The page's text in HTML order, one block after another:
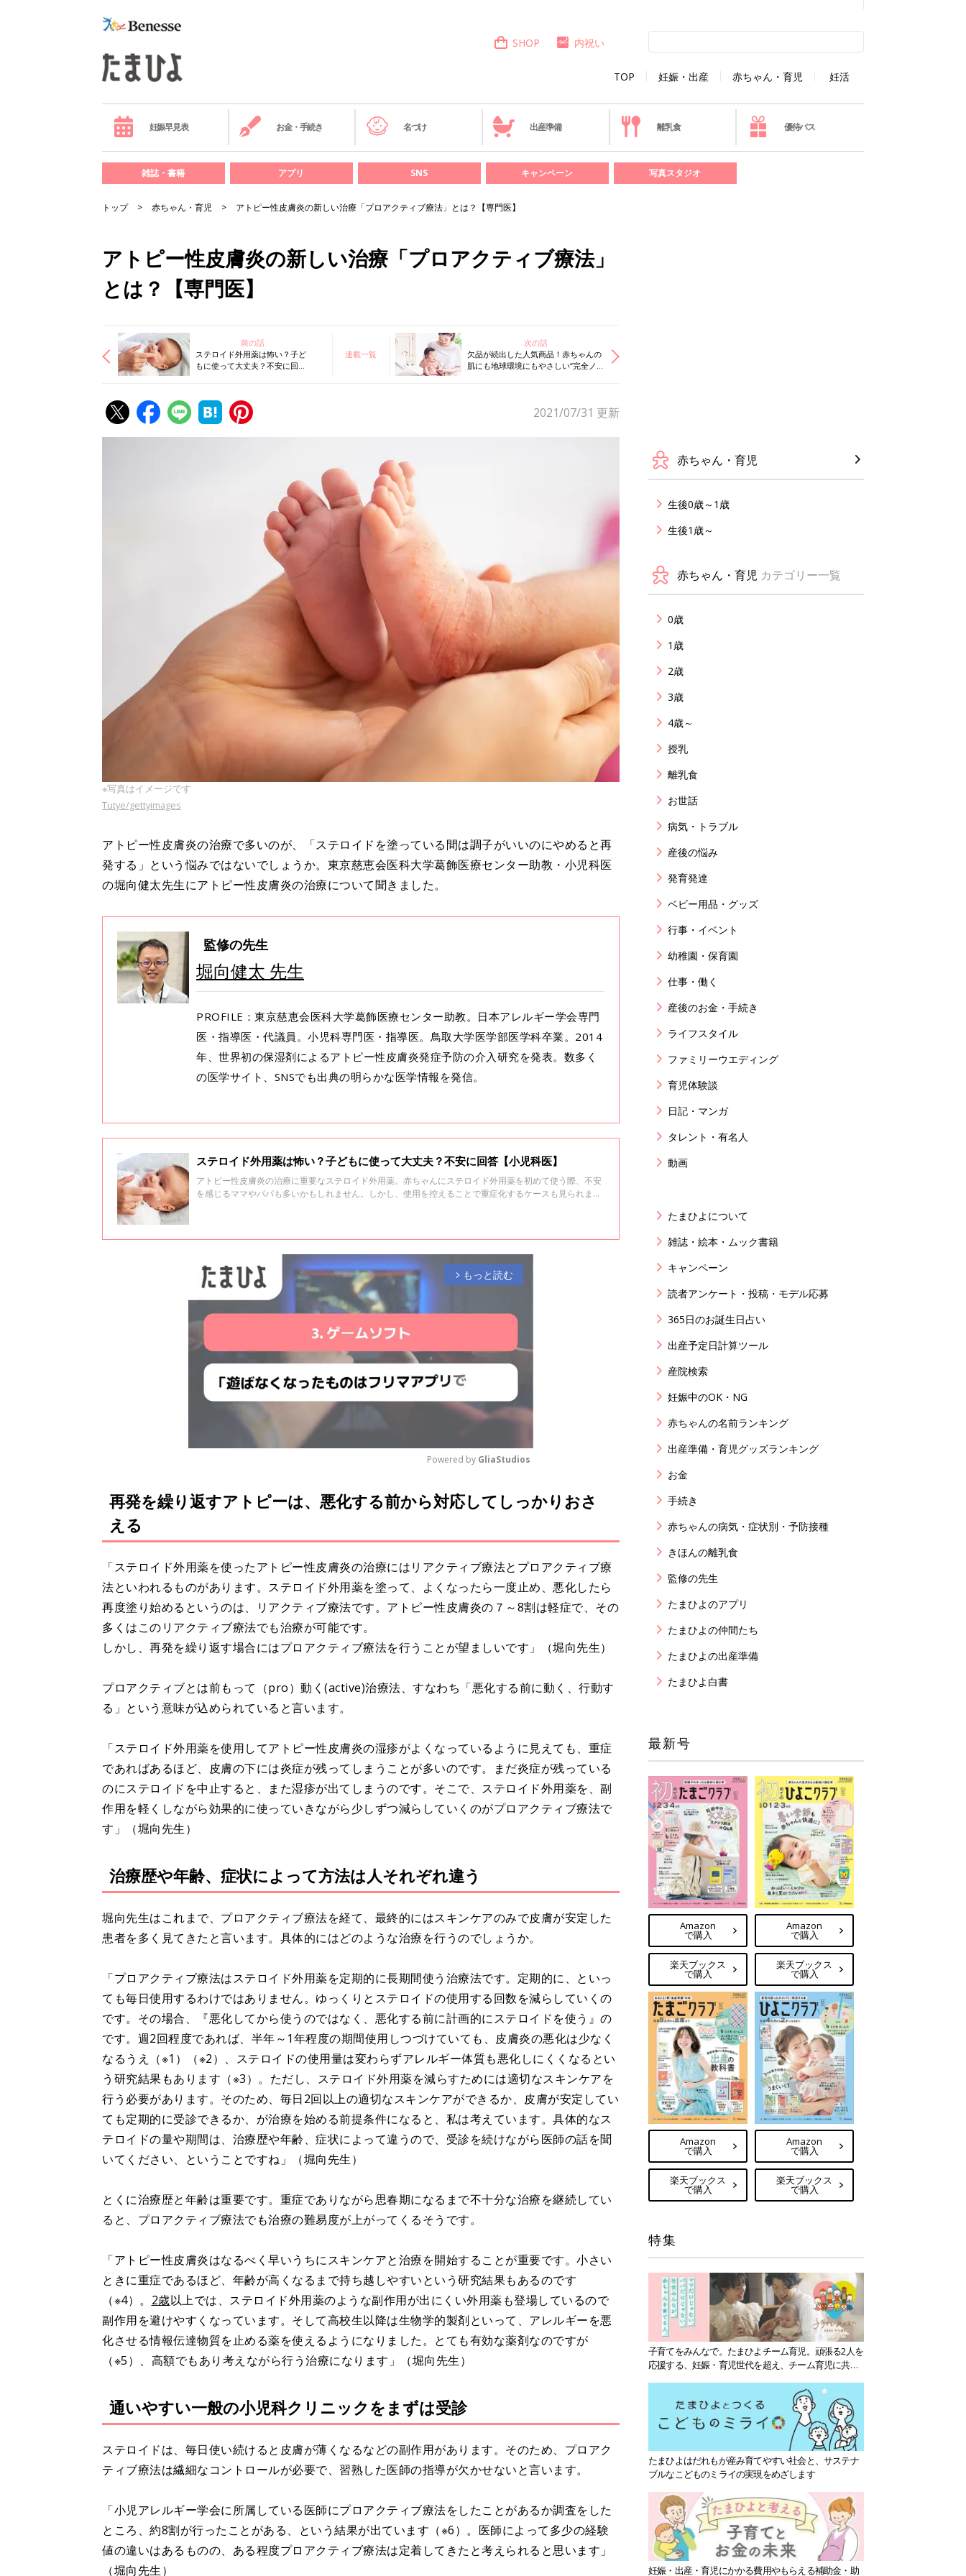
TOP 妊娠・出産 赤ちゃん・育児 妊活
SHOP 内祝い
妊娠早見表 お金・手続き 名づけ 出産準備 離乳食 優待パス
雑誌・書籍 アプリ SNS キャンペーン 写真スタジオ
トップ 赤ちゃん・育児 アトピー性皮膚炎の新しい治療「プロアクティブ療法」とは？【専門医】
アトピー性皮膚炎の新しい治療「プロアクティブ療法」
とは？【専門医】
前の話
ステロイド外用薬は怖い？子ど
もに使って大丈夫？不安に回答
連載一覧
次の話
欠品が続出した人気商品！赤ちゃんの
肌にも地球環境にもやさしい“完全ノ
2021/07/31 更新
※写真はイメージです
Tutye/gettyimages
アトピー性皮膚炎の治療で多いのが、「ステロイドを塗っている間は調子がいいのにやめると再
発する」という悩みではないでしょうか。東京慈恵会医科大学葛飾医療センター助教・小児科医
の堀向健太先生にアトピー性皮膚炎の治療について聞きました。
監修の先生
堀向健太 先生
PROFILE：東京慈恵会医科大学葛飾医療センター助教。日本アレルギー学会専門
医・指導医・代議員。小児科専門医・指導医。鳥取大学医学部医学科卒業。2014
年、世界初の保湿剤によるアトピー性皮膚炎発症予防の介入研究を発表。数多く
の医学サイト、SNSでも出典の明らかな医学情報を発信。
ステロイド外用薬は怖い？子どもに使って大丈夫？不安に回答【小児科医】
アトピー性皮膚炎の治療に重要なステロイド外用薬。赤ちゃんにステロイド外用薬を初めて使う際、不安
を感じるママやパパも多いかもしれません。しかし、使用を控えることで重症化するケースも見られま
arrow_forward_ios もっと読む
M
t
Powered by GliaStudios
再発を繰り返すアトピーは、悪化する前から対応してしっかりおさ
える
「ステロイド外用薬を使ったアトピー性皮膚炎の治療にはリアクティブ療法とプロアクティブ療
法といわれるものがあります。ステロイド外用薬を塗って、よくなったら一度止め、悪化したら
再度塗り始めるというのは、リアクティブ療法です。アトピー性皮膚炎の７～8割は軽症で、その
多くはこのリアクティブ療法でも治療が可能です。
しかし、再発を繰り返す場合にはプロアクティブ療法を行うことが望ましいです」（堀向先生）
プロアクティブとは前もって（pro）動く(active)治療法、すなわち「悪化する前に動く、行動す
る」という意味が込められていると言います。
「ステロイド外用薬を使用してアトピー性皮膚炎の湿疹がよくなっているように見えても、重症
であればあるほど、皮膚の下には炎症が残ってしまうことが多いのです。まだ炎症が残っている
のにステロイドを中止すると、また湿疹が出てしまうのです。そこで、ステロイド外用薬を、副
作用を軽くしながら効果的に使っていきながら少しずつ減らしていくのがプロアクティブ療法で
す」（堀向先生）
治療歴や年齢、症状によって方法は人それぞれ違う
堀向先生はこれまで、プロアクティブ療法を経て、最終的にはスキンケアのみで皮膚が安定した
患者を多く見てきたと言います。具体的にはどのような治療を行うのでしょうか。
「プロアクティブ療法はステロイド外用薬を定期的に長期間使う治療法です。定期的に、といっ
ても毎日使用するわけではありません。ゆっくりとステロイドの使用する回数を減らしていくの
です。その場合、『悪化してから使うのではなく、悪化する前に計画的にステロイドを使う』の
です。週2回程度であれば、半年～1年程度の期間使用しつづけていても、皮膚炎の悪化は少なく
なるうえ（※1）（※2）、ステロイドの使用量は変わらずアレルギー体質も悪化しにくくなるとい
う研究結果もあります（※3）。ただし、ステロイド外用薬を減らすためには適切なスキンケアを
行う必要があります。そのため、毎日2回以上の適切なスキンケアができるか、皮膚が安定してい
ても定期的に受診できるか、が治療を始める前提条件になると、私は考えています。具体的なス
テロイドの量や期間は、治療歴や年齢、症状によって違うので、受診を続けながら医師の話を聞
いてください、ということですね」（堀向先生）
とくに治療歴と年齢は重要です。重症でありながら思春期になるまで不十分な治療を継続してい
ると、プロアクティブ療法でも治療の難易度が上がってくるそうです。
「アトピー性皮膚炎はなるべく早いうちにスキンケアと治療を開始することが重要です。小さい
ときに重症であるほど、年齢が高くなるまで持ち越しやすいという研究結果もあるのです
（※4）。 2歳以上では、ステロイド外用薬のような副作用が出にくい外用薬も登場しているので
副作用を避けやすくなっています。そして高校生以降は生物学的製剤といって、アレルギーを悪
化させる情報伝達物質を止める薬を使えるようになりました。とても有効な薬剤なのですが
（※5）、高額でもあり考えながら行う治療になります」（堀向先生）
通いやすい一般の小児科クリニックをまずは受診
ステロイドは、毎日使い続けると皮膚が薄くなるなどの副作用があります。そのため、プロアク
ティブ療法は繊細なコントロールが必要で、習熟した医師の指導が欠かせないと言います。
「小児アレルギー学会に所属している医師にプロアクティブ療法をしたことがあるか調査をした
ところ、約8割が行ったことがある、という結果が出ています（※6）。医師によって多少の経験
値の違いはあるものの、ある程度プロアクティブ療法は定着してきたと考えられると思います」
（堀向先生）
赤ちゃん・育児
生後0歳～1歳
生後1歳～
赤ちゃん・育児 カテゴリー一覧
0歳
1歳
2歳
3歳
4歳～
授乳
離乳食
お世話
病気・トラブル
産後の悩み
発育発達
ベビー用品・グッズ
行事・イベント
幼稚園・保育園
仕事・働く
産後のお金・手続き
ライフスタイル
ファミリーウエディング
育児体験談
日記・マンガ
タレント・有名人
動画
たまひよについて
雑誌・絵本・ムック書籍
キャンペーン
読者アンケート・投稿・モデル応募
365日のお誕生日占い
出産予定日計算ツール
産院検索
妊娠中のOK・NG
赤ちゃんの名前ランキング
出産準備・育児グッズランキング
お金
手続き
赤ちゃんの病気・症状別・予防接種
きほんの離乳食
監修の先生
たまひよのアプリ
たまひよの仲間たち
たまひよの出産準備
たまひよ白書
最新号
Amazon
で購入
楽天ブックス
で購入
Amazon
で購入
楽天ブックス
で購入
Amazon
で購入
楽天ブックス
で購入
Amazon
で購入
楽天ブックス
で購入
特集
子育てをみんなで。たまひよチーム育児。頑張る2人を
応援する、妊娠・育児世代を超え、チーム育児に共感
たまひよはだれもが産み育てやすい社会と、サステナ
ブルなこどものミライの実現をめざします
妊娠・出産・育児にかかる費用やもらえる補助金・助